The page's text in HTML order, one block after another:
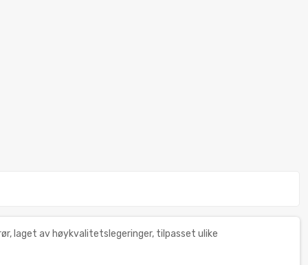
laget av høykvalitetslegeringer, tilpasset ulike